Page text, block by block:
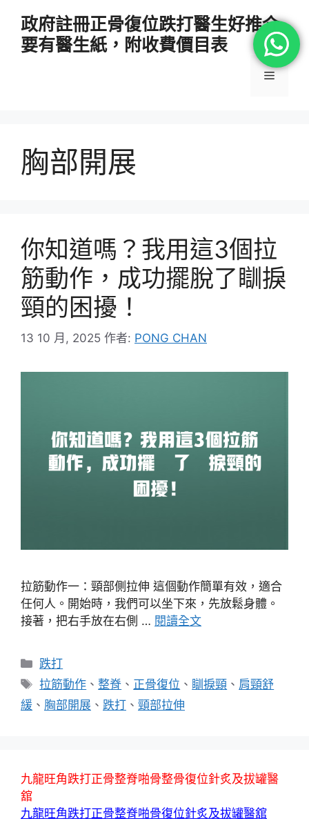
政府註冊正骨復位跌打醫生好推介
要有醫生紙，附收費價目表
選
胸部開展
你知道嗎？我用這3個拉
筋動作，成功擺脫了瞓捩
頸的困擾！
13 10 月, 2025 作者: PONG CHAN
拉筋動作一：頸部側拉伸 這個動作簡單有效，適合
任何人。開始時，我們可以坐下來，先放鬆身體。
接著，把右手放在右側 … 閱讀全文
分
類
跌打
標
籤
拉筋動作 、整脊 、 正骨復位 、 瞓捩頸 、 肩頸舒
緩 、 胸部開展 、 跌打 、 頸部拉伸
九龍旺角跌打正骨整脊啪骨整骨復位針炙及拔罐醫
舘
九龍旺角跌打正骨整脊啪骨復位針炙及拔罐醫舘